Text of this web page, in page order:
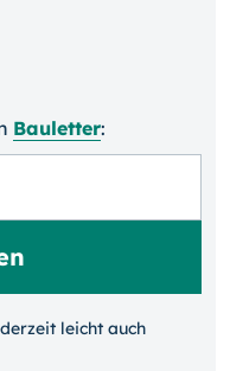
Bauletter:
leicht auch